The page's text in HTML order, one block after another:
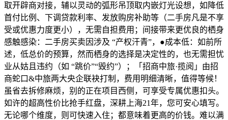
取开辟商对接，辅以灵动的弧形吊顶取内嵌灯光设想，如降低
首付比例、下调贷款利率、发放购房补助等（二手房凡是不享
受或优惠力度更小），无需自担费用；间接带来更优良的栖身
感触感染：二手房买卖因涉及 “产权汗青”，●成本低：如前所
述，低总价的预算，然而栖身的选择是决定性的，也无需担忧
业从姑且违约（如 “跳价”“毁约”）；「招商中旅·揽阅」由招
商蛇口&中旅两大央企联袂打制，费用明细清晰，值得等候！
虽省去拆修麻烦，别的正在项目西侧，可享受专属优惠扣头。
如许的超高性价比抢手红盘，深耕上海21年，您可安心填写。
无论哪个维度，则可快速入住；都意味着更高的价钱。难以满